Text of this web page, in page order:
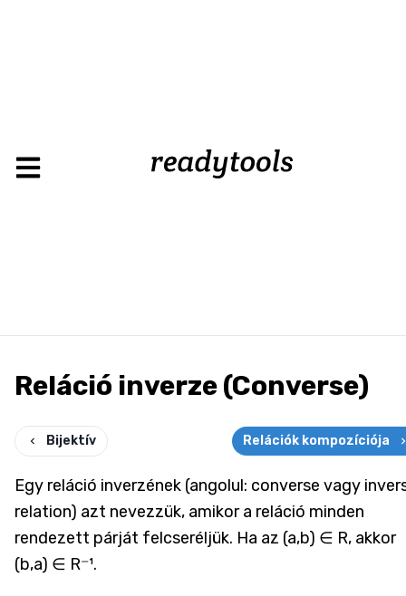
Reláció inverze (Converse)
Bijektív Relációk kompozíciója
Egy reláció inverzének (angolul: converse vagy
relation) azt nevezzük, amikor a reláció minden
rendezett párját felcseréljük. Ha az (a,b) ∈ R, akkor
(b,a) ∈ R⁻¹.